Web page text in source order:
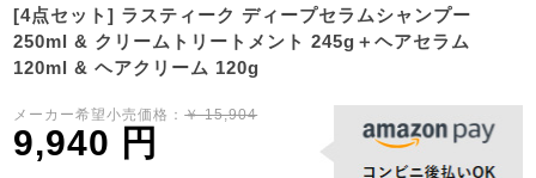
[4点セット] ラスティーク ディープセラムシャンプー
250ml & クリームトリートメント 245g＋ヘアセラム
120ml & ヘアクリーム 120g
メーカー希望小売価格：￥ 15,904
9,940 円